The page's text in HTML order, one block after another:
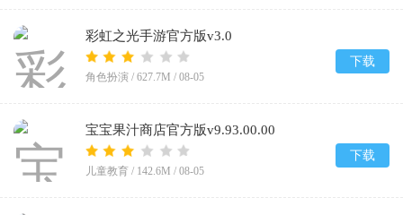
彩虹之光手游官方版v3.0
角色扮演 / 627.7M / 08-05
下载
宝宝果汁商店官方版v9.93.00.00
儿童教育 / 142.6M / 08-05
下载